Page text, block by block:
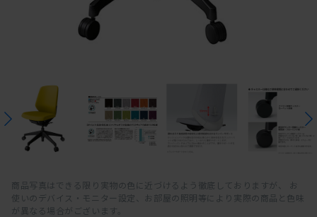
商品写真はできる限り実物の色に近づけるよう徹底しておりますが、 お
使いのデバイス・モニター設定、お部屋の照明等により実際の商品と色味
が異なる場合がございます。